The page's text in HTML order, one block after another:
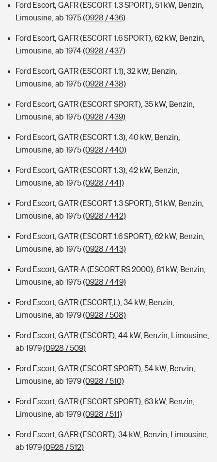
Ford Escort, GAFR (ESCORT 1.3 SPORT), 51 kW, Benzin,
Limousine, ab 1975(0928 / 436)
Ford Escort, GAFR (ESCORT 1.6 SPORT), 62 kW, Benzin,
Limousine, ab 1974(0928 / 437)
Ford Escort, GATR (ESCORT 1.1), 32 kW, Benzin,
Limousine, ab 1975(0928 / 438)
Ford Escort, GATR (ESCORT SPORT), 35 kW, Benzin,
Limousine, ab 1975(0928 / 439)
Ford Escort, GATR (ESCORT 1.3), 40 kW, Benzin,
Limousine, ab 1975(0928 / 440)
Ford Escort, GATR (ESCORT 1.3), 42 kW, Benzin,
Limousine, ab 1975(0928 / 441)
Ford Escort, GATR (ESCORT 1.3 SPORT), 51 kW, Benzin,
Limousine, ab 1975(0928 / 442)
Ford Escort, GATR (ESCORT 1.6 SPORT), 62 kW, Benzin,
Limousine, ab 1975(0928 / 443)
Ford Escort, GATR-A (ESCORT RS 2000), 81 kW, Benzin,
Limousine, ab 1975(0928 / 449)
Ford Escort, GATR (ESCORT,L), 34 kW, Benzin,
Limousine, ab 1979(0928 / 508)
Ford Escort, GATR (ESCORT), 44 kW, Benzin, Limousine,
ab 1979(0928 / 509)
Ford Escort, GATR (ESCORT SPORT), 54 kW, Benzin,
Limousine, ab 1979(0928 / 510)
Ford Escort, GATR (ESCORT SPORT), 63 kW, Benzin,
Limousine, ab 1979(0928 / 511)
Ford Escort, GAFR (ESCORT), 34 kW, Benzin, Limousine,
ab 1979(0928 / 512)